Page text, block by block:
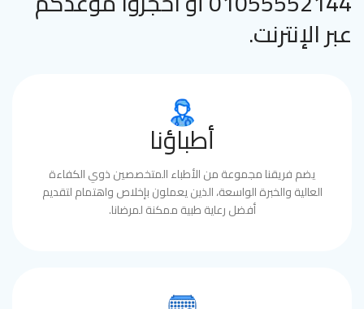
عبر الإنترنت.
أطباؤنا
يضم فريقنا مجموعة من الأطباء المتخصصين ذوي الكفاءة
العالية والخبرة الواسعة، الذين يعملون بإخلاص واهتمام لتقديم
أفضل رعاية طبية ممكنة لمرضانا.